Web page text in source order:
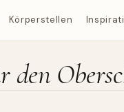
Körperstellen